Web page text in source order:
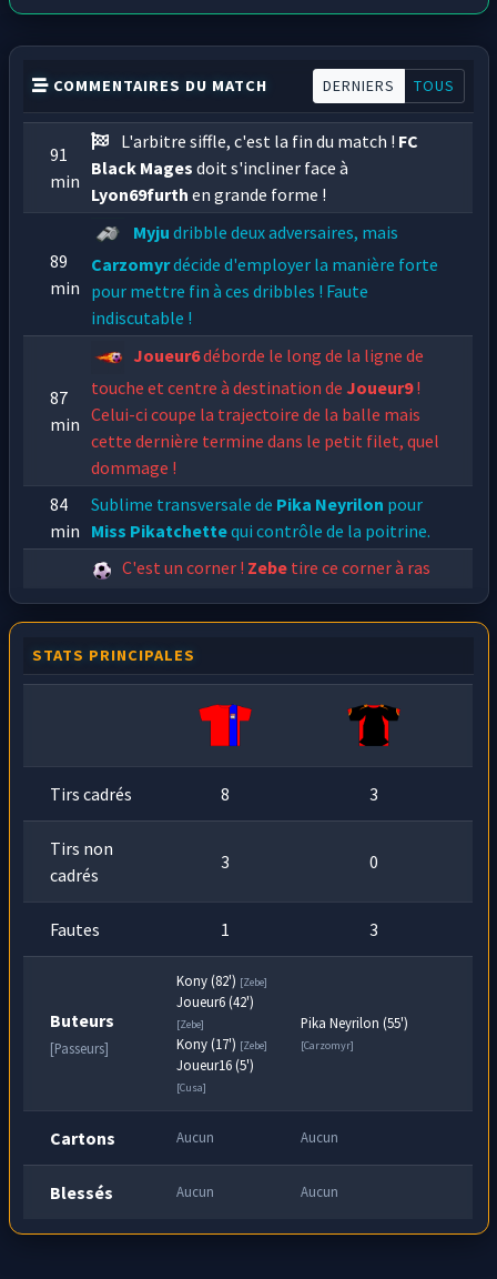
COMMENTAIRES DU MATCH DERNIERS TOUS
91
min
L'arbitre siffle, c'est la fin du match ! FC
Black Mages doit s'incliner face à
Lyon69furth en grande forme !
89
min
Myju dribble deux adversaires, mais
Carzomyrdécide d'employer la manière forte
pour mettre fin à ces dribbles ! Faute
indiscutable !
87
min
Joueur6déborde le long de la ligne de
touche et centre à destination deJoueur9!
Celui-ci coupe la trajectoire de la balle mais
cette dernière termine dans le petit filet, quel
dommage !
84
min
Sublime transversale de Pika Neyrilon pour
Miss Pikatchettequi contrôle de la poitrine.
min
C'est un corner ! Zebe tire ce corner à ras
fantastique qui ne laisse pas l'ombre d'une
chance au gardien !
77
Frappe à ras de terre deZebe, bien
R4dium.
STATS PRINCIPALES
Tirs cadrés 8 3
Tirs non
cadrés
3 0
Fautes 1 3
Buteurs
[Passeurs]
Kony (82') [Zebe]
Joueur6 (42')
[Zebe]
Kony (17') [Zebe]
Joueur16 (5')
[Cusa]
Pika Neyrilon (55')
[Carzomyr]
Cartons Aucun Aucun
Blessés Aucun Aucun